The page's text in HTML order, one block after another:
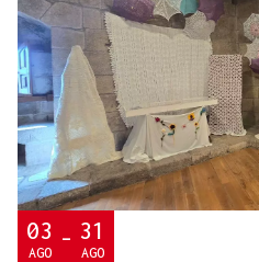
UNIÓN EUROPEA
San Xoán de Río, el
vuelve a ser finalista
inclusión rural
03
AGO - 31
AGO